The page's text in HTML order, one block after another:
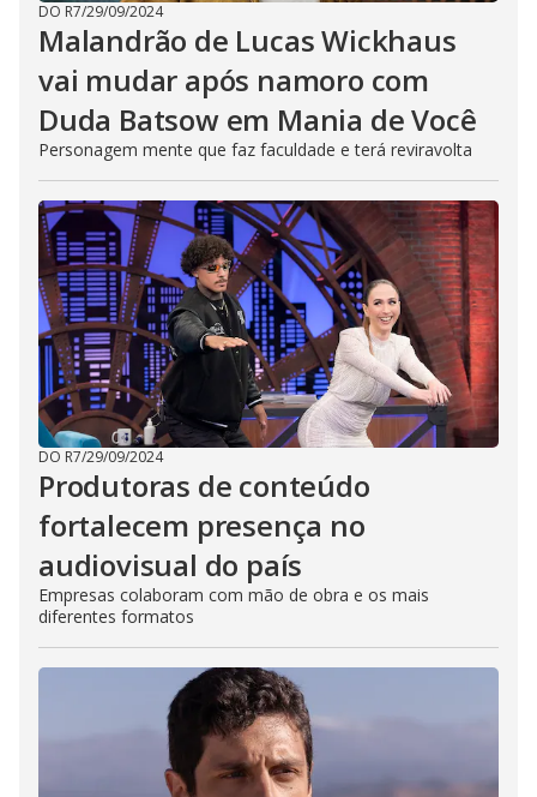
DO R7/29/09/2024
Malandrão de Lucas Wickhaus
vai mudar após namoro com
Duda Batsow em Mania de Você
Personagem mente que faz faculdade e terá reviravolta
DO R7/29/09/2024
Produtoras de conteúdo
fortalecem presença no
audiovisual do país
Empresas colaboram com mão de obra e os mais
diferentes formatos